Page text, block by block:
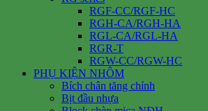
RGF-CC/RGF-HC
RGH-CA/RGH-HA
RGL-CA/RGL-HA
RGR-T
RGW-CC/RGW-HC
PHỤ KIỆN NHÔM
Bích chân tăng chỉnh
Bịt đầu nhựa